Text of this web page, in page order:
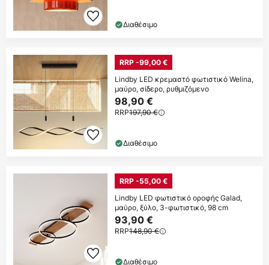
Διαθέσιμο
RRP -99,00 €
Lindby LED κρεμαστό φωτιστικό Welina,
μαύρο, σίδερο, ρυθμιζόμενο
98,90 €
RRP197,90 €
Διαθέσιμο
RRP -55,00 €
Lindby LED φωτιστικό οροφής Galad,
μαύρο, ξύλο, 3-φωτιστικό, 98 cm
93,90 €
RRP148,90 €
Διαθέσιμο